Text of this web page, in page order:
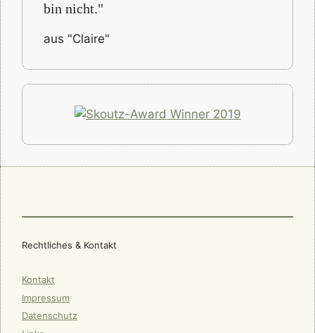
bin nicht."
aus "Claire"
Rechtliches & Kontakt
Kontakt
Impressum
Datenschutz